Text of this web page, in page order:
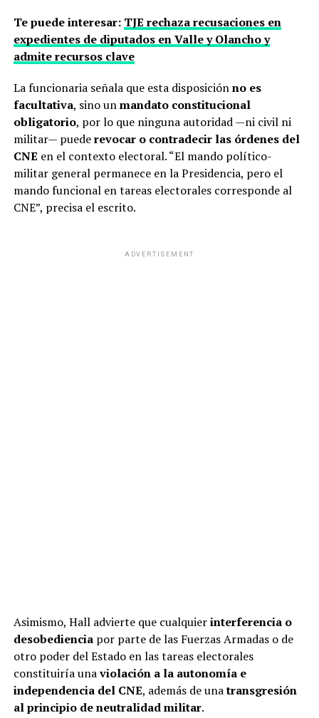
Te puede interesar: TJE rechaza recusaciones en
expedientes de diputados en Valle y Olancho y
admite recursos clave
La funcionaria señala que esta disposiciónno es
facultativa, sino unmandato constitucional
obligatorio, por lo que ninguna autoridad —ni civil ni
militar— puederevocar o contradecir las órdenes del
CNE en el contexto electoral. “El mando político-
militar general permanece en la Presidencia, pero el
mando funcional en tareas electorales corresponde al
CNE”, precisa el escrito.
ADVERTISEMENT
Asimismo, Hall advierte que cualquierinterferencia o
desobedienciapor parte de las Fuerzas Armadas o de
otro poder del Estado en las tareas electorales
constituiría unaviolación a la autonomía e
independencia del CNE, además de unatransgresión
al principio de neutralidad militar.